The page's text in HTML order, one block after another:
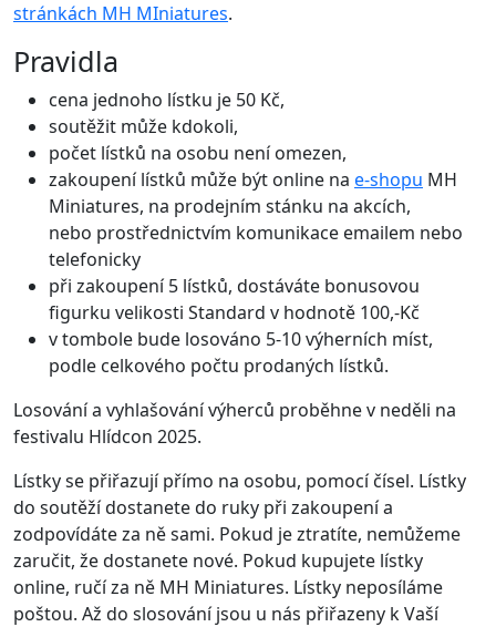
stránkách MH MIniatures.
Pravidla
cena jednoho lístku je 50 Kč,
soutěžit může kdokoli,
počet lístků na osobu není omezen,
zakoupení lístků může být online na e-shopu MH
Miniatures, na prodejním stánku na akcích,
nebo prostřednictvím komunikace emailem nebo
telefonicky
při zakoupení 5 lístků, dostáváte bonusovou
figurku velikosti Standard v hodnotě 100,-Kč
v tombole bude losováno 5-10 výherních míst,
podle celkového počtu prodaných lístků.
Losování a vyhlašování výherců proběhne v neděli na
festivalu Hlídcon 2025.
Lístky se přiřazují přímo na osobu, pomocí čísel. Lístky
do soutěží dostanete do ruky při zakoupení a
zodpovídáte za ně sami. Pokud je ztratíte, nemůžeme
zaručit, že dostanete nové. Pokud kupujete lístky
online, ručí za ně MH Miniatures. Lístky neposíláme
poštou. Až do slosování jsou u nás přiřazeny k Vaší